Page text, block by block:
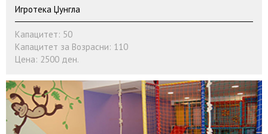
Игротека Џунгла
Капацитет: 50
Капацитет за Возрасни: 110
Цена: 2500 ден.